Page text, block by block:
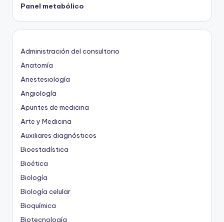
Panel metabólico
Administración del consultorio
Anatomía
Anestesiología
Angiología
Apuntes de medicina
Arte y Medicina
Auxiliares diagnósticos
Bioestadística
Bioética
Biología
Biología celular
Bioquímica
Biotecnología